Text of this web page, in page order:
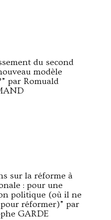
du second
modèle
par Romuald
sur la réforme à
: pour une
politique (où il ne
réformer)” par
GARDE